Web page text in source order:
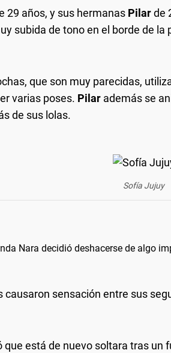
29 años, y sus hermanas Pilarde
subida de tono en el borde de
que son muy parecidas,
varias poses. Pilar además se
de sus lolas.
Sofía Jujuy
Nara decidió deshacerse de algo
causaron sensación entre sus
que está de nuevo soltara tras un